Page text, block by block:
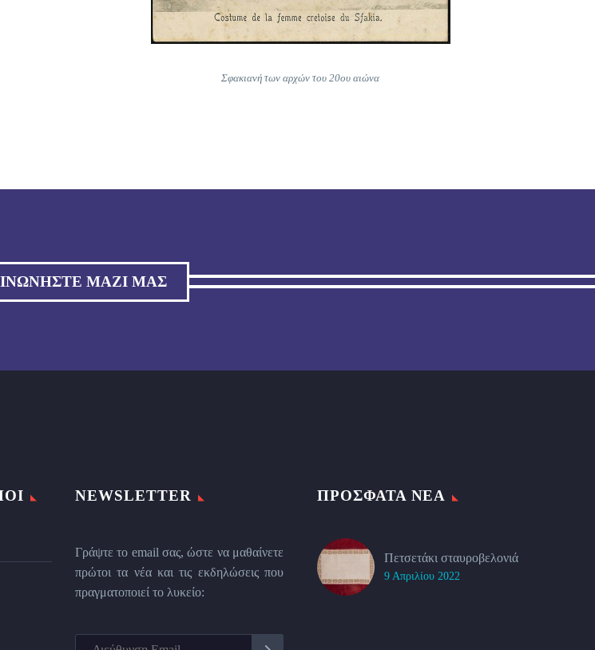
Σφακιανή των αρχών του 20ου αιώνα
ΜΑΖΊ ΜΑΣ
NEWSLETTER
Γράψτε το email σας, ώστε να μαθαίνετε
πρώτοι τα νέα και τις εκδηλώσεις που
πραγματοποιεί το λυκείο:
ΠΡΌΣΦΑΤΑ ΝΈΑ
Πετσετάκι σταυροβελονιά
9 Απριλίου 2022